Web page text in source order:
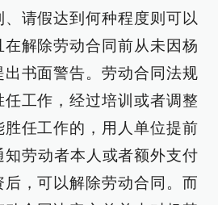
请假达到何种程度则可以
解除劳动合同前从未因杨
书面警告。劳动合同法规
工作，经过培训或者调整
任工作的，用人单位提前
知劳动者本人或者额外支付
，可以解除劳动合同。而